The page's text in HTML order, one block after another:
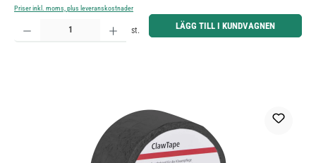
Priser inkl. moms, plus leveranskostnader
Produktkvantitet: Ange önskat belopp eller använd knapparna för att öka eller minska kvantiteten.
st. LÄGG TILL I KUNDVAGNEN